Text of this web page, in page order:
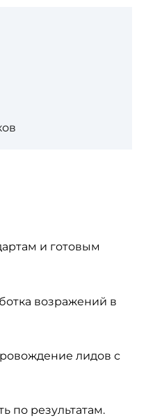
и готовым
возражений в
лидов с
по результатам.